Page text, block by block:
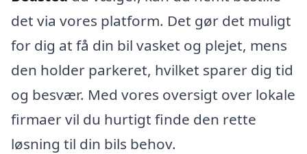
det via vores platform. Det gør det muligt
for dig at få din bil vasket og plejet, mens
den holder parkeret, hvilket sparer dig tid
og besvær. Med vores oversigt over lokale
firmaer vil du hurtigt finde den rette
løsning til din bils behov.